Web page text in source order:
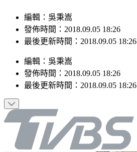
編輯：吳秉嵩
發佈時間：2018.09.05 18:26
最後更新時間：2018.09.05 18:26
編輯 ： 吳秉嵩
發佈時間： 2018.09.05 18:26
最後更新時間： 2018.09.05 18:26